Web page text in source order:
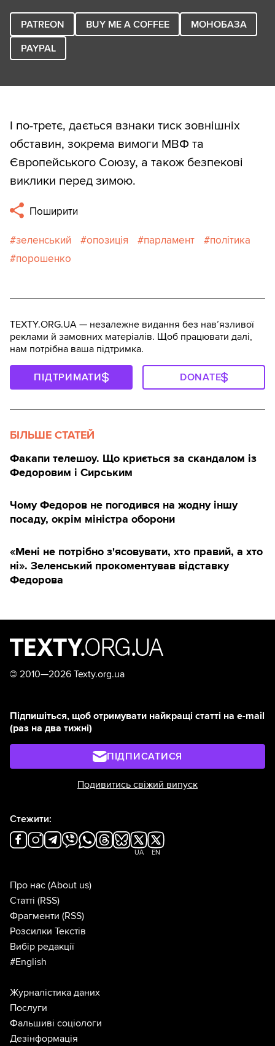
PATREON BUY ME A COFFEE
МОНОБАЗА
PAYPAL
І по-третє, дається взнаки тиск зовнішніх
обставин, зокрема вимоги МВФ та
Європейського Союзу, а також безпекові
виклики перед зимою.
Поширити
зеленський опозиція парламент
політика
порошенко
TEXTY.ORG.UA — незалежне видання без навʼязливої
реклами й замовних матеріалів. Щоб працювати далі,
нам потрібна ваша підтримка.
ПІДТРИМАТИ DONATE
БІЛЬШЕ СТАТЕЙ
Факапи телешоу. Що криється за скандалом із
Федоровим і Сирським
Чому Федоров не погодився на жодну іншу
посаду, окрім міністра оборони
«Мені не потрібно з'ясовувати, хто правий, а хто
ні». Зеленський прокоментував відставку
Федорова
© 2010—2026 Texty.org.ua
Підпишіться, щоб отримувати найкращі статті на e-mail
(раз на два тижні)
ПІДПИСАТИСЯ
Подивитись свіжий випуск
Стежити:
UA EN
Про нас (About us)
Статті (RSS)
Фрагменти (RSS)
Розсилки Текстів
Вибір редакції
#English
Журналістика даних
Послуги
Фальшиві соціологи
Дезінформація